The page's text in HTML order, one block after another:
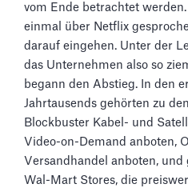
vom Ende betrachtet
einmal über Netflix
darauf eingehen. Unter der
das Unternehmen also so
begann den Abstieg. In den
Jahrtausends gehörten zu
Blockbuster Kabel- und
Video-on-Demand anboten,
Versandhandel anboten,
Wal-Mart Stores, die